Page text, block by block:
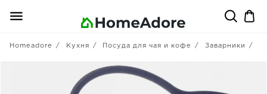
Homeadore Кухня Посуда для чая и кофе Заварники